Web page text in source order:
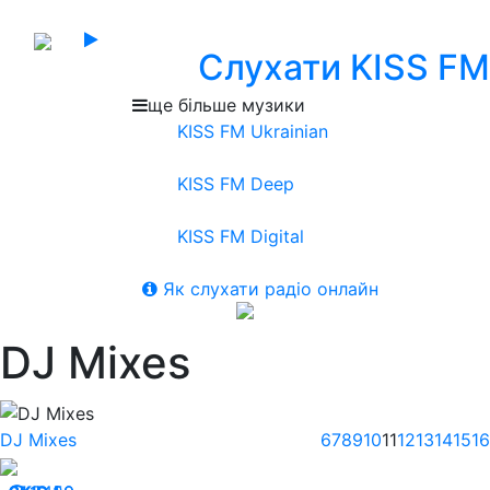
Слухати KISS FM
ще більше музики
KISS FM Ukrainian
KISS FM Deep
KISS FM Digital
Як слухати радіо онлайн
DJ Mixes
DJ Mixes 678910111213141516